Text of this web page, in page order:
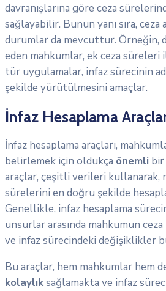
davranışlarına göre ceza
sağlayabilir. Bunun yanı sıra, ceza
durumlar da mevcuttur. Örneğin,
eden mahkumlar, ek ceza süreleri
tür uygulamalar, infaz sürecinin
şekilde yürütülmesini amaçlar.
İnfaz Hesaplama
İnfaz hesaplama araçları,
belirlemek için oldukça önemli bir
araçlar, çeşitli verileri kullanarak,
sürelerini en doğru şekilde
Genellikle, infaz hesaplama
unsurlar arasında mahkumun
ve infaz sürecindeki değişiklikler
Bu araçlar, hem mahkumlar hem
kolaylıksağlamakta ve infaz